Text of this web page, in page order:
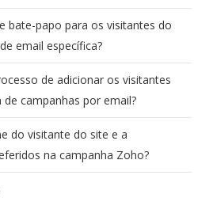
bate-papo para os visitantes do
email específica?
de adicionar os visitantes
campanhas por email?
do visitante do site e a
na campanha Zoho?